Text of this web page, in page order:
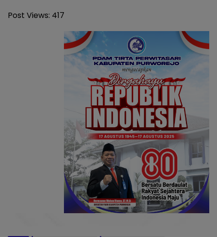
Post Views: 417